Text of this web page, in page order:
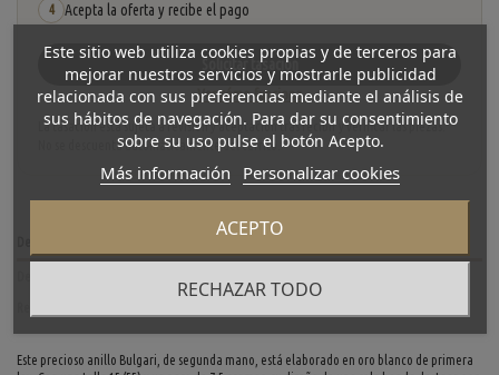
4 Acepta la oferta y recibe el pago
Solicitar tasación
Ver cómo funciona
La tasación está sujeta a revisión y aceptación tras recibir y verificar las piezas.
No se descuenta automáticamente del carrito.
Este precioso anillo Bulgari, de segunda mano, está elaborado en oro blanco de primera
Este sitio web utiliza cookies propias y de terceros para
mejorar nuestros servicios y mostrarle publicidad
relacionada con sus preferencias mediante el análisis de
sus hábitos de navegación. Para dar su consentimiento
sobre su uso pulse el botón Acepto.
Más información Personalizar cookies
RECHAZAR TODO
ACEPTO